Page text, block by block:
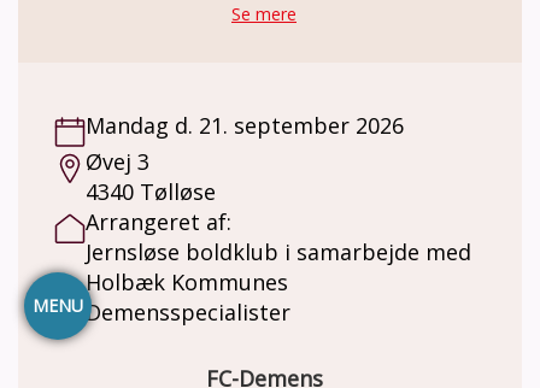
MENU
Se mere
Mandag d. 21. september 2026
Øvej 3
4340 Tølløse
Arrangeret af:
Jernsløse boldklub i samarbejde med
Holbæk Kommunes
Demensspecialister
FC-Demens